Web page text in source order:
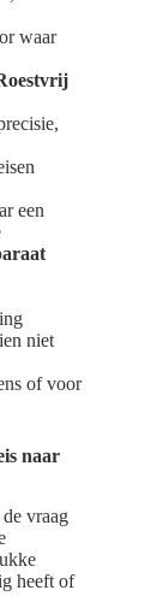
waar
een
niet
of voor
naar
vraag
heeft of